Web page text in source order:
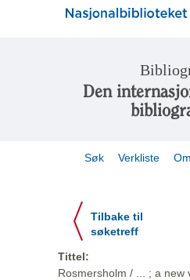
Den
Søk Verkliste
Tilbake til
søketreff
Tittel:
Rosmersholm / ... ; a new